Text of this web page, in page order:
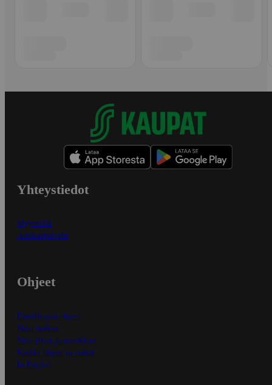
Yhteystiedot
Myymälät
Asiakaspalvelu
Ohjeet
Ensitilaajan ohjeet
Näin maksat
Näin tilaat ja muokkaat
Kaikki ohjeet ja vinkit
In English